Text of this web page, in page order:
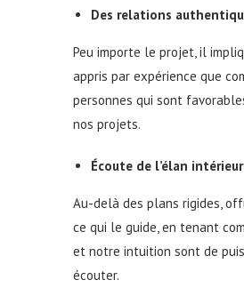
Des relations
Peu importe le projet, il
appris par expérience que
personnes qui sont
nos projets.
Écoute de l’élan
Au-delà des plans rigides,
ce qui le guide, en tenant
et notre intuition sont de
écouter.